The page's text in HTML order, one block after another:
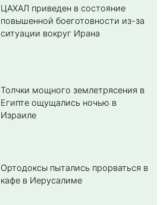
ЦАХАЛ приведен в состояние
повышенной боеготовности из-за
ситуации вокруг Ирана
Толчки мощного землетрясения в
Египте ощущались ночью в
Израиле
Ортодоксы пытались прорваться в
кафе в Иерусалиме